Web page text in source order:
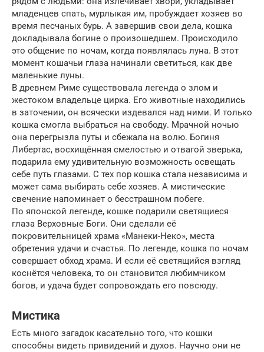
младенцев спать, мурлыкая им, пробуждает хозяев во
время песчаных бурь. А завершив свои дела, кошка
докладывала богине о произошедшем. Происходило
это общение по ночам, когда появлялась луна. В этот
момент кошачьи глаза начинали светиться, как две
маленькие луны.
В древнем Риме существовала легенда о злом и
жестоком владельце цирка. Его животные находились
в заточении, он всячески издевался над ними. И только
кошка смогла выбраться на свободу. Мрачной ночью
она перегрызла путы и сбежала на волю. Богиня
Либертас, восхищённая смелостью и отвагой зверька,
подарила ему удивительную возможность освещать
себе путь глазами. С тех пор кошка стала независима и
может сама выбирать себе хозяев. А мистические
свечение напоминает о бесстрашном побеге.
По японской легенде, кошке подарили светящиеся
глаза Верховные Боги. Они сделали её
покровительницей храма «Манеки-Неко», места
обретения удачи и счастья. По легенде, кошка по ночам
совершает обход храма. И если её светящийся взгляд
коснётся человека, то он становится любимчиком
богов, и удача будет сопровождать его повсюду.
Мистика
Есть много загадок касательно того, что кошки
способны видеть привидений и духов. Научно они не